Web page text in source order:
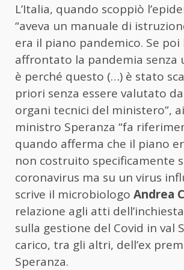
L’Italia, quando scoppiò
“aveva un manuale di
era il piano pandemico. Se poi
affrontato la pandemia senza
è perché questo (…) è stato
priori senza essere valutato
organi tecnici del ministero”,
ministro Speranza “fa
quando afferma che il piano
non costruito specificamente
coronavirus ma su un virus
scrive il microbiologo Andrea
relazione agli atti
sulla gestione del Covid in val
carico, tra gli altri, dell’ex
Speranza.